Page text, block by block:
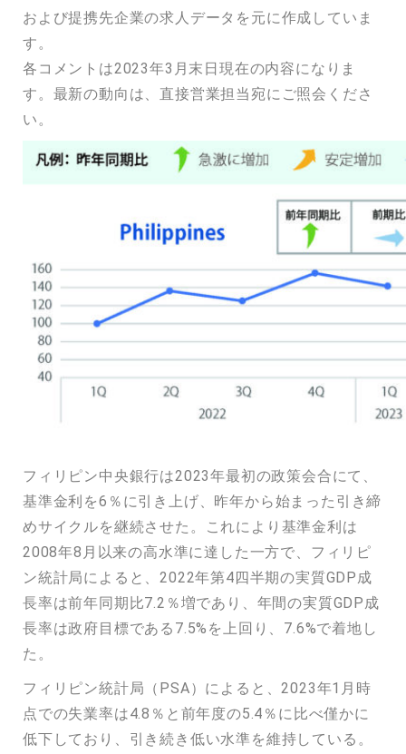
および提携先企業の求人データを元に作成していま
す。
各コメントは2023年3月末日現在の内容になりま
す。最新の動向は、直接営業担当宛にご照会くださ
い。
フィリピン中央銀行は2023年最初の政策会合にて、
基準金利を6％に引き上げ、昨年から始まった引き締
めサイクルを継続させた。これにより基準金利は
2008年8月以来の高水準に達した一方で、フィリピ
ン統計局によると、2022年第4四半期の実質GDP成
長率は前年同期比7.2％増であり、年間の実質GDP成
長率は政府目標である7.5%を上回り、7.6%で着地し
た。
フィリピン統計局（PSA）によると、2023年1月時
点での失業率は4.8％と前年度の5.4％に比べ僅かに
低下しており、引き続き低い水準を維持している。